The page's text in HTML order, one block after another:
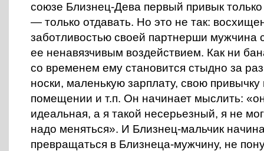
союзе Близнец-Дева первый привык
— только отдавать. Но это не так:
заботливостью своей партнерши мужчина
ее ненавязчивым воздействием. Как ни
со временем ему становится стыдно за
носки, маленькую зарплату, свою привычку
помещении и т.п. Он начинает мыслить:
идеальная, а я такой несерьезный, я не
надо меняться». И Близнец-мальчик
превращаться в Близнеца-мужчину, не